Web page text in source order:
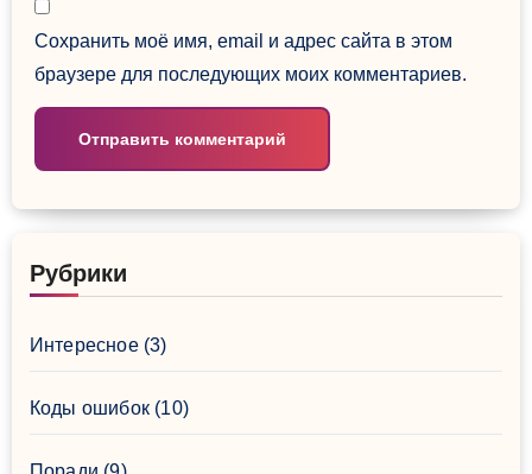
Сохранить моё имя, email и адрес сайта в этом
браузере для последующих моих комментариев.
Рубрики
Интересное(3)
Коды ошибок(10)